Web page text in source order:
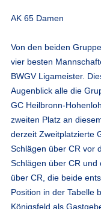
AK 65 Damen
Von den beiden
vier besten
BWGV Ligameister.
Augenblick alle die
GC Heilbronn-
zweiten Platz an
derzeit Zweitplatzierte
Schlägen über CR vor
Schlägen über CR und
über CR, die beide
Position in der Tabelle
Königsfeld als